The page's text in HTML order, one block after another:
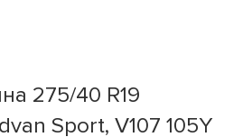
275/40 R19
Sport, V107 105Y